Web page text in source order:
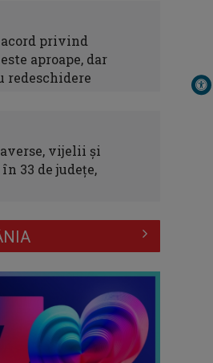
privind
aproape, dar
redeschidere
vijelii şi
33 de judeţe,